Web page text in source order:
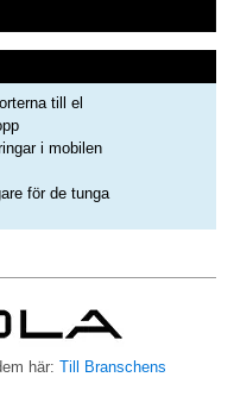
till el
i mobilen
för de tunga
här: Till Branschens